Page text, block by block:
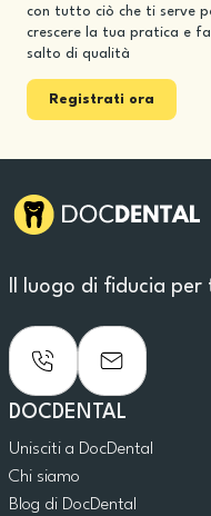
con tutto ciò che ti serve
crescere la tua pratica e
salto di qualità
Registrati ora
Il luogo di fiducia
DOCDENTAL
Unisciti a DocDental
Chi siamo
Blog di DocDental